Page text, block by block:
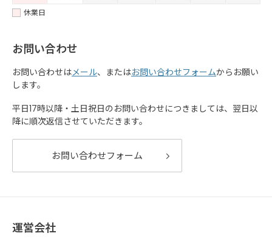
休業日
お問い合わせ
お問い合わせはメール、またはお問い合わせフォームからお願い
します。
平日17時以降・土日祝日のお問い合わせにつきましては、翌日以
降に順次返信させていただきます。
お問い合わせフォーム
運営会社